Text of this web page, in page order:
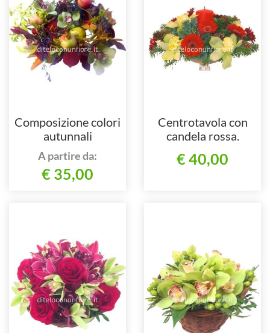
Composizione colori
autunnali
A partire da:
€ 35,00
Centrotavola con
candela rossa.
€ 40,00